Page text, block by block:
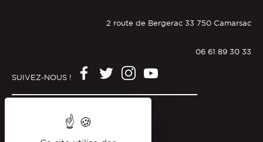
2 route de Bergerac 33 750 Camarsac
06 61 89 30 33
SUIVEZ-NOUS !
Politique de confidentialité